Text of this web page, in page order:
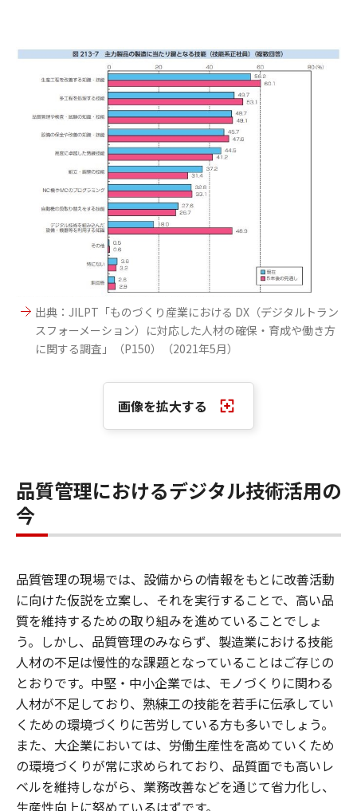
出典：JILPT「ものづくり産業における DX（デジタルトラン
スフォーメーション）に対応した人材の確保・育成や働き方
に関する調査」（P150）（2021年5月）
画像を拡大する
品質管理におけるデジタル技術活用の
今
品質管理の現場では、設備からの情報をもとに改善活動
に向けた仮説を立案し、それを実行することで、高い品
質を維持するための取り組みを進めていることでしょ
う。しかし、品質管理のみならず、製造業における技能
人材の不足は慢性的な課題となっていることはご存じの
とおりです。中堅・中小企業では、モノづくりに関わる
人材が不足しており、熟練工の技能を若手に伝承してい
くための環境づくりに苦労している方も多いでしょう。
また、大企業においては、労働生産性を高めていくため
の環境づくりが常に求められており、品質面でも高いレ
ベルを維持しながら、業務改善などを通じて省力化し、
生産性向上に努めているはずです。